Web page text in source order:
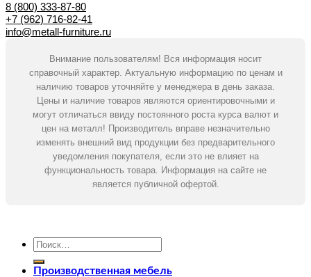
8 (800) 333-87-80
+7 (962) 716-82-41
info@metall-furniture.ru
Внимание пользователям! Вся информация носит
справочный характер. Актуальную информацию по ценам и
наличию товаров уточняйте у менеджера в день заказа.
Цены и наличие товаров являются ориентировочными и
могут отличаться ввиду постоянного роста курса валют и
цен на металл! Производитель вправе незначительно
изменять внешний вид продукции без предварительного
уведомления покупателя, если это не влияет на
функциональность товара. Информация на сайте не
является публичной офертой.
Искать:
Производственная мебель